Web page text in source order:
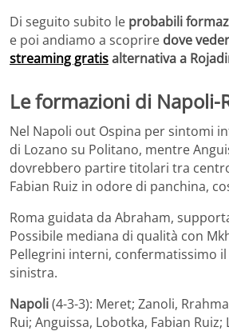
Di seguito subito le probabili
e poi andiamo a scoprire dove
streaming gratisalternativa a
Le formazioni di Napoli-
Nel Napoli out Ospina per sintomi
di Lozano su Politano, mentre
dovrebbero partire titolari tra
Fabian Ruiz in odore di panchina,
Roma guidata da Abraham,
Possibile mediana di qualità con
Pellegrini interni, confermatissimo il
sinistra.
Napoli(4-3-3): Meret; Zanoli,
Rui; Anguissa, Lobotka, Fabian